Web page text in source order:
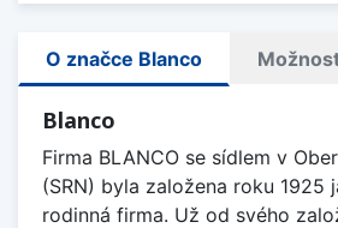
O značce Blanco
Blanco
Firma BLANCO se sídlem v
(SRN) byla založena roku 1925
rodinná firma. Už od svého